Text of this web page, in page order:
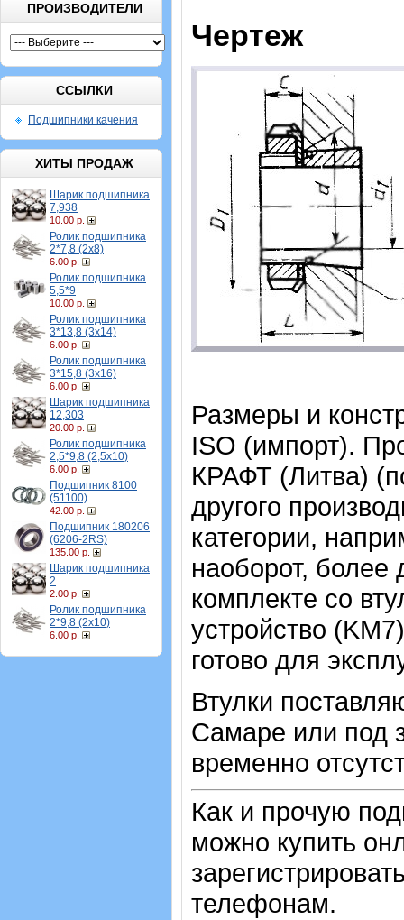
ПРОИЗВОДИТЕЛИ
ССЫЛКИ
Подшипники качения
ХИТЫ ПРОДАЖ
Шарик подшипника
7,938
10.00 р.
Ролик подшипника
2*7,8 (2х8)
6.00 р.
Ролик подшипника
5,5*9
10.00 р.
Ролик подшипника
3*13,8 (3х14)
6.00 р.
Ролик подшипника
3*15,8 (3х16)
6.00 р.
Шарик подшипника
12,303
20.00 р.
Ролик подшипника
2,5*9,8 (2,5х10)
6.00 р.
Подшипник 8100
(51100)
42.00 р.
Подшипник 180206
(6206-2RS)
135.00 р.
Шарик подшипника
2
2.00 р.
Ролик подшипника
2*9,8 (2х10)
6.00 р.
Чертеж
Размеры и
ISO (импорт).
КРАФТ (Литва)
другого
категории,
наоборот, более
комплекте со
устройство
готово для
Втулки
Самаре или под
временно
Как и прочую
можно купить
телефонам.